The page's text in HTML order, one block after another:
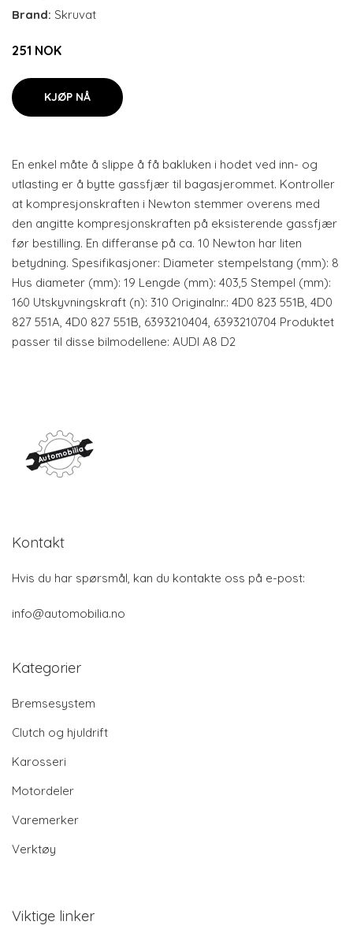
Brand: Skruvat
251 NOK
KJØP NÅ
En enkel måte å slippe å få bakluken i hodet ved inn- og
utlasting er å bytte gassfjær til bagasjerommet. Kontroller
at kompresjonskraften i Newton stemmer overens med
den angitte kompresjonskraften på eksisterende gassfjær
før bestilling. En differanse på ca. 10 Newton har liten
betydning. Spesifikasjoner: Diameter stempelstang (mm): 8
Hus diameter (mm): 19 Lengde (mm): 403,5 Stempel (mm):
160 Utskyvningskraft (n): 310 Originalnr.: 4D0 823 551B, 4D0
827 551A, 4D0 827 551B, 6393210404, 6393210704 Produktet
passer til disse bilmodellene: AUDI A8 D2
Kontakt
Hvis du har spørsmål, kan du kontakte oss på e-post:
info@automobilia.no
Kategorier
Bremsesystem
Clutch og hjuldrift
Karosseri
Motordeler
Varemerker
Verktøy
Viktige linker